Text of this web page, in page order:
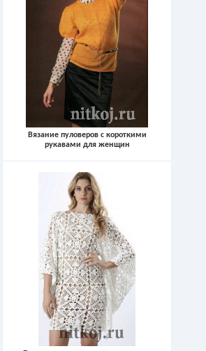
Вязание пуловеров с короткими
рукавами для женщин